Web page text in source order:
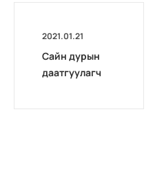
2021.01.21
Сайн дурын
даатгуулагч